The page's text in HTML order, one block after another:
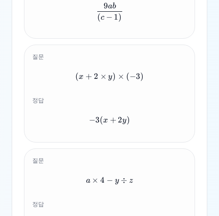
\frac{9ab}{(c-1)}
(c − 1)
9ab
질문
(x+2 \times y) \times (-3)
(x + 2 × y) × (−3)
정답
-3(x+2y)
−3(x +2y)
질문
a \times 4 - y \div z
a × 4 − y ÷ z
정답